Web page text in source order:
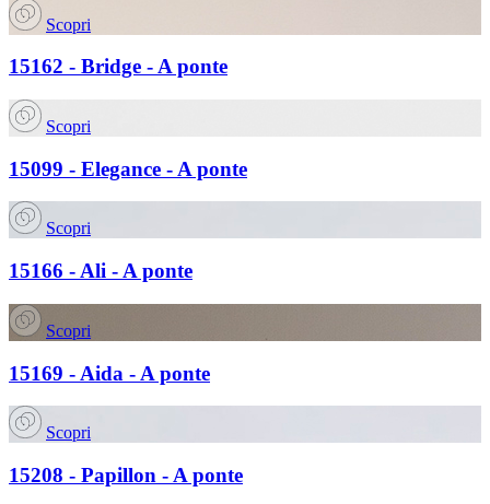
Scopri
15162 - Bridge - A ponte
Scopri
15099 - Elegance - A ponte
Scopri
15166 - Ali - A ponte
Scopri
15169 - Aida - A ponte
Scopri
15208 - Papillon - A ponte